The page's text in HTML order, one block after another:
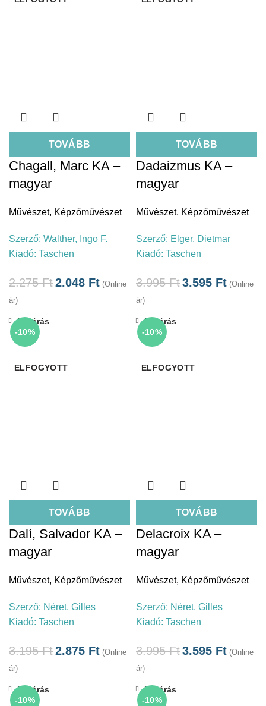
TOVÁBB
Chagall, Marc KA –
magyar
Művészet, Képzőművészet
Szerző: Walther, Ingo F.
Kiadó: Taschen
2.275Ft2.048 Ft (Online
ár)
TOVÁBB
Dadaizmus KA –
magyar
Művészet, Képzőművészet
Szerző: Elger, Dietmar
Kiadó: Taschen
3.995Ft3.595 Ft (Online
ár)
-10%
ELFOGYOTT
TOVÁBB
Bezárás
Dalí, Salvador KA –
magyar
Művészet, Képzőművészet
Szerző: Néret, Gilles
Kiadó: Taschen
3.195Ft2.875 Ft (Online
ár)
-10%
ELFOGYOTT
TOVÁBB
Bezárás
Delacroix KA –
magyar
Művészet, Képzőművészet
Szerző: Néret, Gilles
Kiadó: Taschen
3.995Ft3.595 Ft (Online
ár)
-10%
Bezárás
-10%
Bezárás